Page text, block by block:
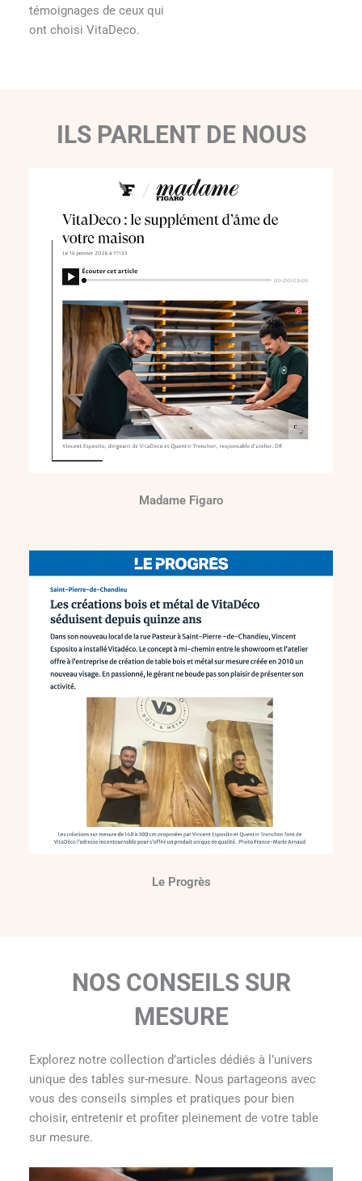
témoignages de ceux qui
ont choisi VitaDeco.
ILS PARLENT DE NOUS
Madame Figaro
Le Progrès
NOS CONSEILS SUR
MESURE
Explorez notre collection d’articles dédiés à l’univers
unique des tables sur-mesure. Nous partageons avec
vous des conseils simples et pratiques pour bien
choisir, entretenir et profiter pleinement de votre table
sur mesure.